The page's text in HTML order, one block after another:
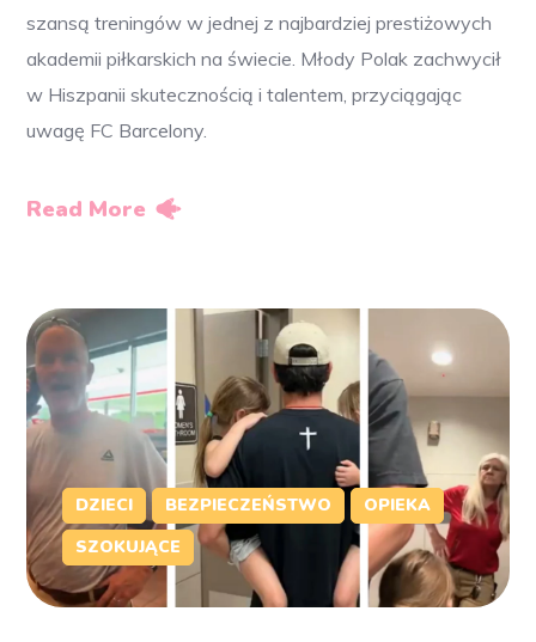
szansą treningów w jednej z najbardziej prestiżowych
akademii piłkarskich na świecie. Młody Polak zachwycił
w Hiszpanii skutecznością i talentem, przyciągając
uwagę FC Barcelony.
Read More
DZIECI BEZPIECZEŃSTWO
OPIEKA
SZOKUJĄCE